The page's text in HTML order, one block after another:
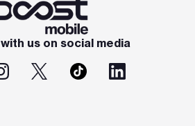
us on social media